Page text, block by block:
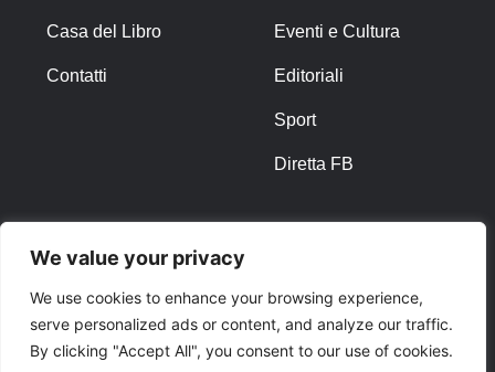
We value your privacy
We use cookies to enhance your browsing experience,
serve personalized ads or content, and analyze our traffic.
By clicking "Accept All", you consent to our use of cookies.
Casa del Libro
Contatti
Eventi e Cultura
Editoriali
Sport
Diretta FB
Privacy Policy